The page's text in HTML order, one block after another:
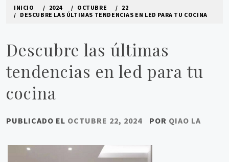
INICIO 2024 OCTUBRE
22
DESCUBRE LAS ÚLTIMAS TENDENCIAS EN LED PARA TU COCINA
Descubre las últimas
tendencias en led para tu
cocina
PUBLICADO EL OCTUBRE 22, 2024 POR QIAO LA